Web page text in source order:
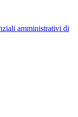
amministrativi di